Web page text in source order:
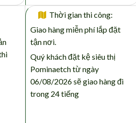
Thời gian thi công:
Giao hàng miễn phí lắp đặt
tận nơi.
Quý khách đặt kệ siêu thị
Pominaetch từ ngày
06/08/2026 sẽ giao hàng đi
trong 24 tiếng